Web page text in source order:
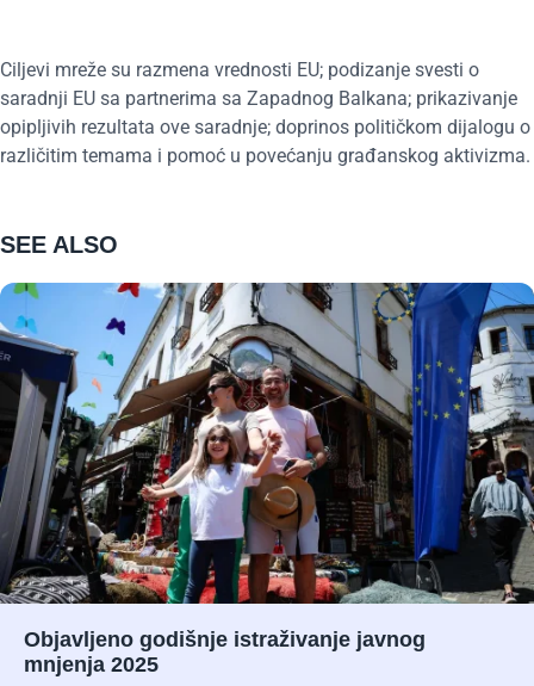
Ciljevi mreže su razmena vrednosti EU; podizanje svesti o
saradnji EU sa partnerima sa Zapadnog Balkana; prikazivanje
opipljivih rezultata ove saradnje; doprinos političkom dijalogu o
različitim temama i pomoć u povećanju građanskog aktivizma.
SEE ALSO
Objavljeno godišnje istraživanje javnog
mnjenja 2025